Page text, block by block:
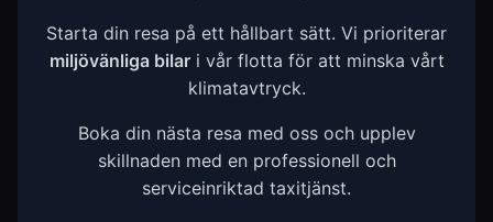
Starta din resa på ett hållbart sätt. Vi prioriterar
miljövänliga bilari vår flotta för att minska vårt
klimatavtryck.
Boka din nästa resa med oss och upplev
skillnaden med en professionell och
serviceinriktad taxitjänst.